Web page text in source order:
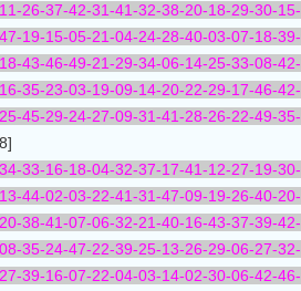
26-37-42-31-41-32-38-20-18-29-30-
19-15-05-21-04-24-28-40-03-07-18-
43-46-49-21-29-34-06-14-25-33-08-
35-23-03-19-09-14-20-22-29-17-46-
45-29-24-27-09-31-41-28-26-22-49-
33-16-18-04-32-37-17-41-12-27-19-
44-02-03-22-41-31-47-09-19-26-40-
38-41-07-06-32-21-40-16-43-37-39-
35-24-47-22-39-25-13-26-29-06-27-
39-16-07-22-04-03-14-02-30-06-42-